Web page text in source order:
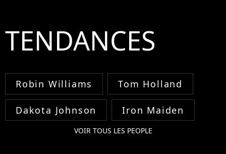
TENDANCES
Robin Williams Tom Holland
Dakota Johnson Iron Maiden
VOIR TOUS LES PEOPLE